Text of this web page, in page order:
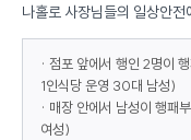
나홀로 사장
· 점포 앞에서 행인 2명이
1인식당 운영 30대 남성)
· 매장 안에서 남성이 행패부
여성)